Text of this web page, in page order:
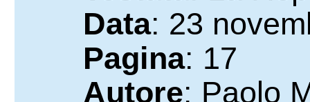
Data: 23
Pagina: 17
Autore: Paolo